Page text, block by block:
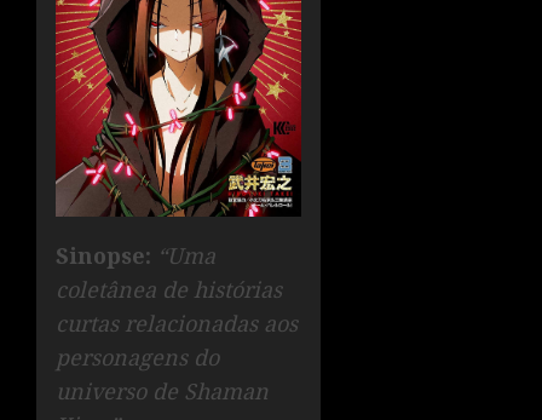
Sinopse: “Uma
coletânea de histórias
curtas relacionadas aos
personagens do
universo de Shaman